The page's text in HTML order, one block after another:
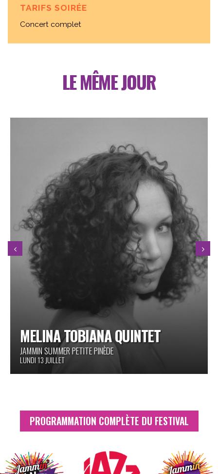
TARIFS SOIRÉE
Concert complet
LE MÊME JOUR
MELINA TOBIANA QUINTET
JAMMIN SUMMER PETITE PINÈDE
LUNDI 13 JUILLET
PROGRAMMATION COMPLÈTE DU FESTIVAL